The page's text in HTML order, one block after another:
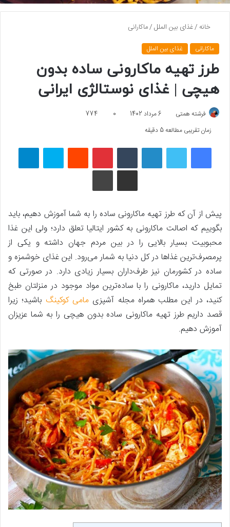
خانه /غذای بین الملل/ماکارانی
ماکارانی غذای بین الملل
طرز تهیه ماکارونی ساده بدون
هیچی | غذای نوستالژی ایرانی
فرشته همتی 6 مرداد 1402 0
774
زمان تقریبی مطالعه 5 دقیقه
فیسبوک لینکداین پینتریست اسکایپ
چاپ
پیش از آن که طرز تهیه ماکارونی ساده را به شما آموزش دهیم، باید
بگوییم که اصالت ماکارونی به کشور ایتالیا تعلق دارد؛ ولی این غذا
محبوبیت بسیار بالایی را در بین مردم جهان داشته و یکی از
پرمصرف‌ترین غذاها در کل دنیا به شمار می‌رود. این غذای خوشمزه و
ساده در کشورمان نیز طرف‌داران بسیار زیادی دارد. در صورتی که
تمایل دارید، ماکارونی را با ساده‌ترین مواد موجود در منزلتان طبخ
کنید، در این مطلب همراه مجله آشپزیمامی کوکینگ باشید؛ زیرا
قصد داریم طرز تهیه ماکارونی ساده بدون هیچی را به شما عزیزان
آموزش دهیم.